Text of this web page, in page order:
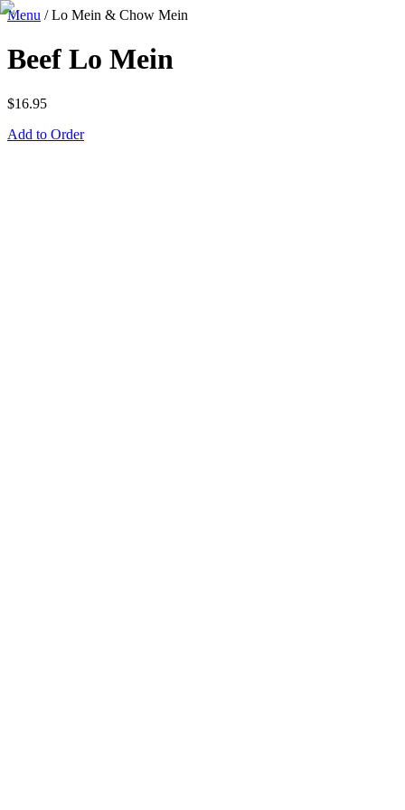
Menu /Lo Mein & Chow Mein
Beef Lo Mein
$16.95
Add to Order